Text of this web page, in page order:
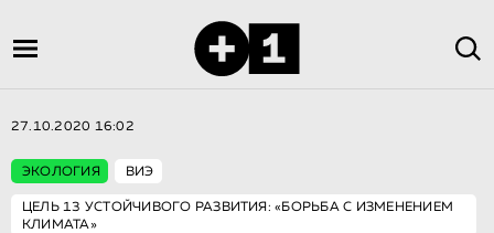
27.10.2020 16:02
ЭКОЛОГИЯ ВИЭ
ЦЕЛЬ 13 УСТОЙЧИВОГО РАЗВИТИЯ: «БОРЬБА С ИЗМЕНЕНИЕМ
КЛИМАТА»